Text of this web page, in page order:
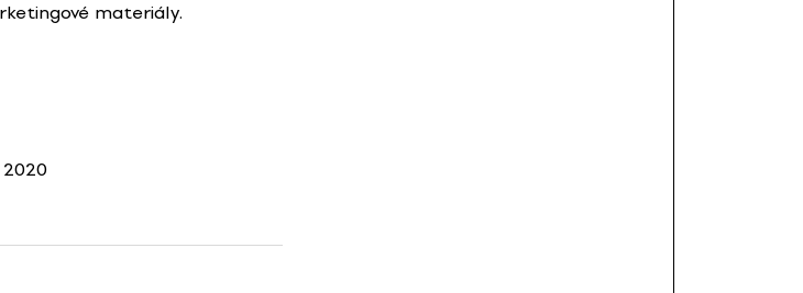
materiály.